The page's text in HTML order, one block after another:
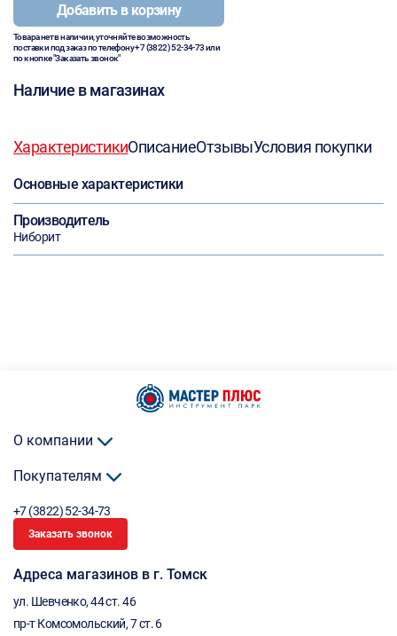
Добавить в корзину
Товара нет в наличии, уточняйте возможность
поставки под заказ по телефону+7 (3822) 52-34-73или
по кнопке "Заказать звонок"
Наличие в магазинах
ХарактеристикиОписаниеОтзывыУсловия покупки
Основные характеристики
Производитель
Ниборит
О компании
Покупателям
+7 (3822) 52-34-73
Заказать звонок
Адреса магазинов в г. Томск
ул. Шевченко, 44 ст. 46
пр-т Комсомольский, 7 ст. 6